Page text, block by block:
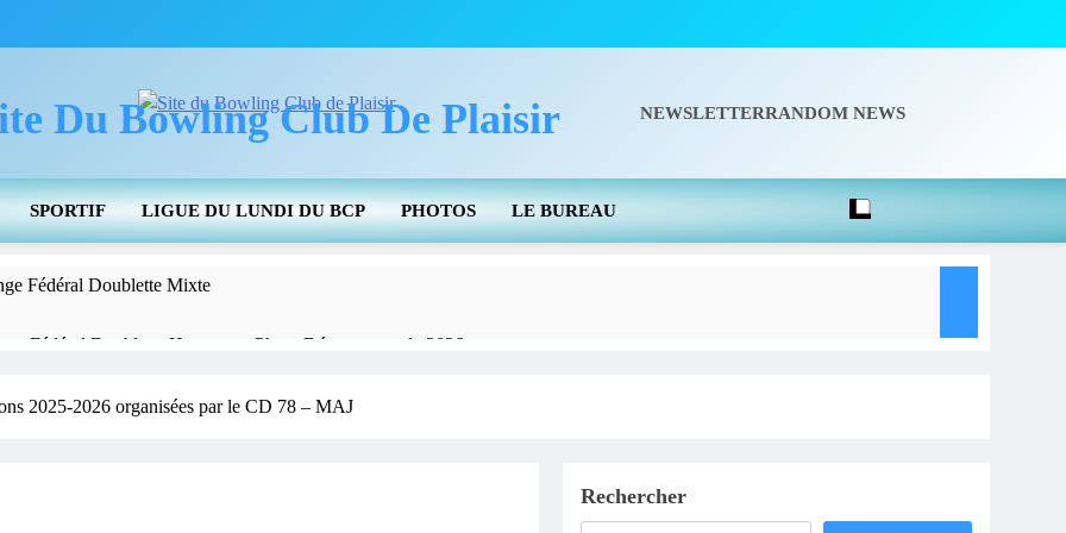
Du Bowling Club De Plaisir NEWSLETTERRANDOM NEWS
SPORTIF LIGUE DU LUNDI DU BCP PHOTOS LE BUREAU
Fédéral Doublette Mixte
Fédéral Doublette Honneur – Phase Départementale 2026
2025-2026 Et Des Actions Pour Promouvoir Le Bowling
Info De La FFBSQ – Vigilance Numérique
2025-2026 organisées par le CD 78 – MAJ
Rechercher